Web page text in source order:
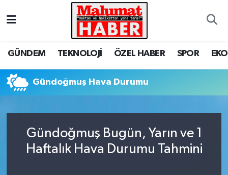
GÜNDEM TEKNOLOJİ ÖZEL HABER SPOR
Gündoğmuş Hava Durumu
Gündoğmuş Bugün, Yarın ve 1
Haftalık Hava Durumu Tahmini
Nöbetçi Eczaneler
Tüm Manşetler